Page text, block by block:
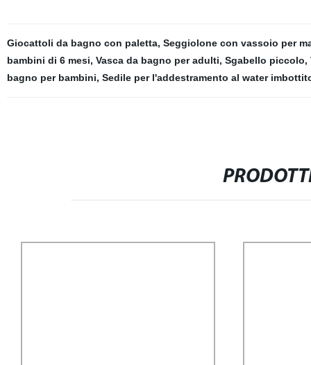
Giocattoli da bagno con paletta, Seggiolone con vassoio per
bambini di 6 mesi, Vasca da bagno per adulti, Sgabello piccolo,
bagno per bambini, Sedile per l'addestramento al water